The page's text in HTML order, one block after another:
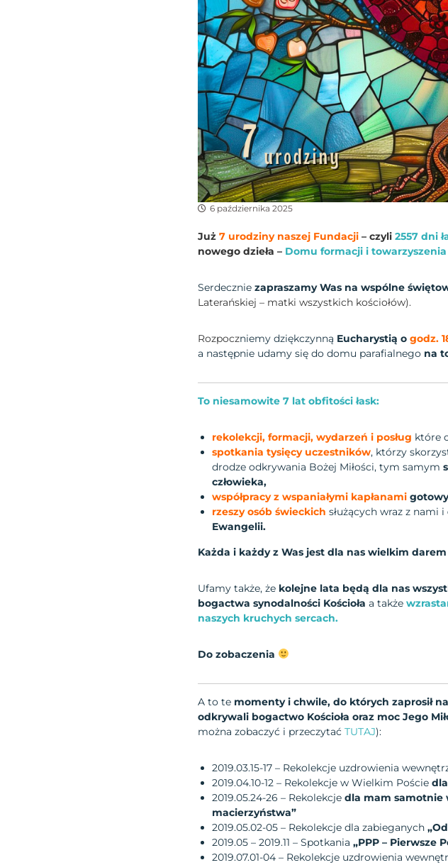
6 października 2025
Już 7 urodziny naszej Fundacji – czyli 2557 dni
nowego dzieła – Domu formacji i
Serdecznie zapraszamy Was na wspólne
Laterańskiej – matki wszystkich kościołów).
Rozpoczniemy dziękczynną Eucharystią o godz.
a następnie udamy się do domu parafialnego na
To niesamowite 7 lat obfitości łask:
rekolekcji, formacji, wydarzeń i posług które
spotkania tysięcy uczestników, którzy
drodze odkrywania Bożej Miłości, tym samym
człowieka,
współpracy z wspaniałymi kapłanami
rzeszy osób świeckich służących wraz z nami i
Ewangelii.
Każda i każdy z Was jest dla nas wielkim darem
Ufamy także, że kolejne lata będą dla nas
bogactwa synodalności Kościoła a także
naszych kruchych sercach.
Do zobaczenia
A to te momenty i chwile, do których zaprosił
odkrywali bogactwo Kościoła oraz moc Jego
można zobaczyć i przeczytać TUTAJ):
2019.03.15-17 – Rekolekcje uzdrowienia
2019.04.10-12 – Rekolekcje w Wielkim Poście
2019.05.24-26 – Rekolekcje dla mam samotnie
macierzyństwa”
2019.05.02-05 – Rekolekcje dla zabieganych
2019.05 – 2019.11 – Spotkania „PPP – Pierwsze
2019.07.01-04 – Rekolekcje uzdrowienia